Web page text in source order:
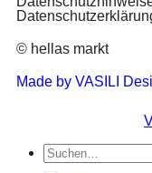
© hellas markt
Made by VASILI